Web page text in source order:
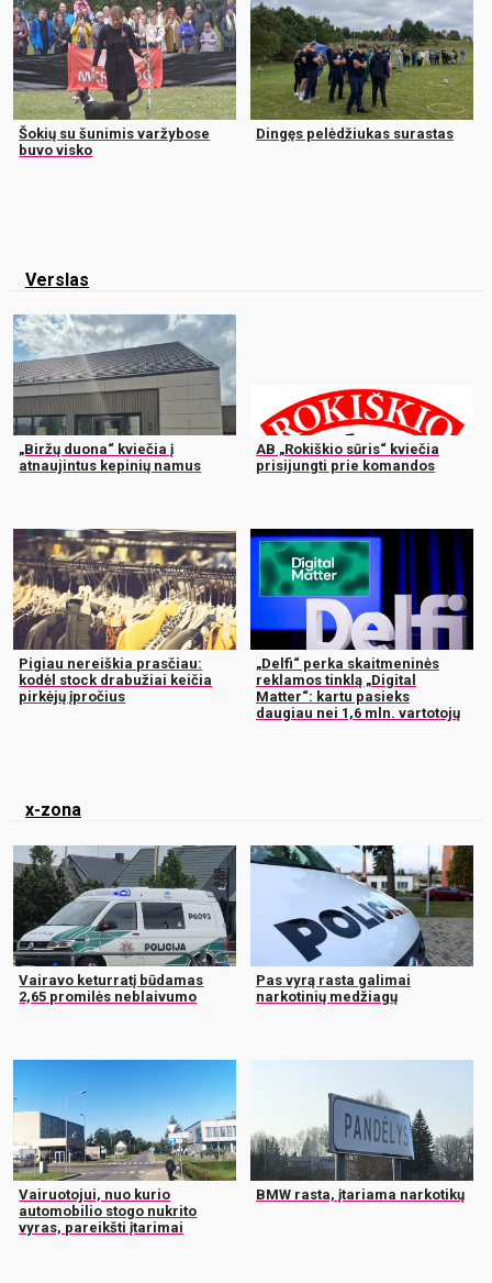
Šokių su šunimis varžybose
buvo visko
Dingęs pelėdžiukas surastas
Verslas
„Biržų duona“ kviečia į
atnaujintus kepinių namus
AB „Rokiškio sūris“ kviečia
prisijungti prie komandos
Pigiau nereiškia prasčiau:
kodėl stock drabužiai keičia
pirkėjų įpročius
„Delfi“ perka skaitmeninės
reklamos tinklą „Digital
Matter“: kartu pasieks
daugiau nei 1,6 mln. vartotojų
x-zona
Vairavo keturratį būdamas
2,65 promilės neblaivumo
Pas vyrą rasta galimai
narkotinių medžiagų
Vairuotojui, nuo kurio
automobilio stogo nukrito
vyras, pareikšti įtarimai
BMW rasta, įtariama narkotikų